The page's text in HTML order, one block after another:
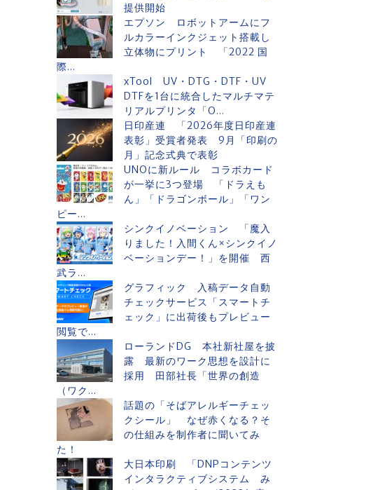
提供開始
エプソン ロボットアームにフ
ルカラーインクジェット搭載し
立体物にプリント 「2022 国
際...
xTool UV・DTG・DTF・UV
DTFを1台に統合したマルチマテ
リアルプリンタ「O...
日印産連 「2026年度日印産連
表彰」受賞者発表 9月「印刷の
月」記念式典で表彰
UNOに新ルール コラボカード
が一挙に3つ登場 「ドラえも
ん」「ドラゴンボール」「ワン
ピー...
シンクイノベーション 「魔入
りました！入間くん×シンクイノ
ベーションデー！」を開催 西
武ラ...
グラフィック 入稿データ自動
チェックサービス「スマートチ
ェック」に出荷後もプレビュー
閲覧で...
ローランドDG 本社新社屋を披
露 最新のワーク思想を設計に
採用 田部社長「世界の創造
（ワク...
話題の「そばアレルギーチェッ
クシール」 なぜ赤くなる？そ
の仕組みを制作者に聞いてみ
た！
大日本印刷 「DNPコンテンツ
インタラクティブシステム み